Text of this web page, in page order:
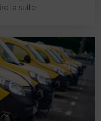
la suite